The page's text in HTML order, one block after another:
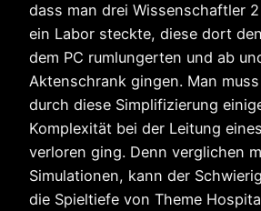
dass man drei Wissenschaftler
ein Labor steckte, diese dort
dem PC rumlungerten und ab
Aktenschrank gingen. Man
durch diese Simplifizierung
Komplexität bei der Leitung
verloren ging. Denn verglichen
Simulationen, kann der
die Spieltiefe von Theme